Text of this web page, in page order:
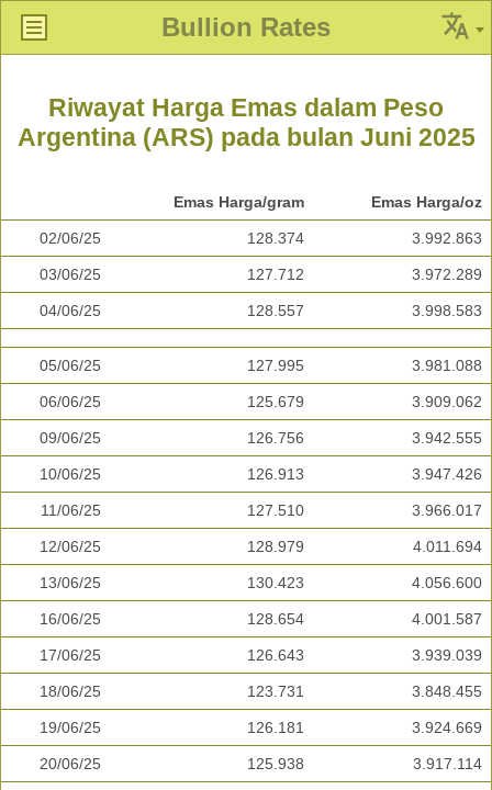
Bullion Rates
Riwayat Harga Emas dalam Peso
Argentina (ARS) pada bulan Juni 2025
Emas Harga/gram Emas Harga/oz
02/06/25 128.374 3.992.863
03/06/25 127.712 3.972.289
04/06/25 128.557 3.998.583
05/06/25 127.995 3.981.088
06/06/25 125.679 3.909.062
09/06/25 126.756 3.942.555
10/06/25 126.913 3.947.426
11/06/25 127.510 3.966.017
12/06/25 128.979 4.011.694
13/06/25 130.423 4.056.600
16/06/25 128.654 4.001.587
17/06/25 126.643 3.939.039
18/06/25 123.731 3.848.455
19/06/25 126.181 3.924.669
20/06/25 125.938 3.917.114